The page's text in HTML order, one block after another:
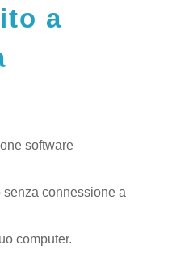
a
software
connessione a
computer.